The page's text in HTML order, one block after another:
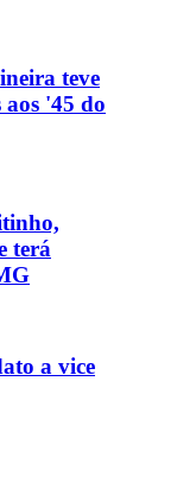
teve
'45 do
terá
a vice